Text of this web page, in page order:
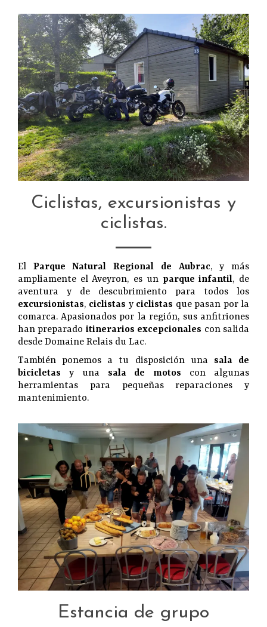
Ciclistas, excursionistas y
ciclistas.
El Parque Natural Regional de Aubrac, y más
ampliamente el Aveyron, es un parque infantil, de
aventura y de descubrimiento para todos los
excursionistas, ciclistas y ciclistas que pasan por la
comarca. Apasionados por la región, sus anfitriones
han preparado itinerarios excepcionales con salida
desde Domaine Relais du Lac.
También ponemos a tu disposición una sala de
bicicletas y una sala de motos con algunas
herramientas para pequeñas reparaciones y
mantenimiento.
Estancia de grupo